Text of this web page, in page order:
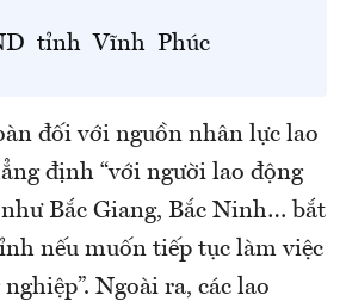
tỉnh Vĩnh Phúc
đối với nguồn nhân lực lao
định “với người lao động
Bắc Giang, Bắc Ninh… bắt
nếu muốn tiếp tục làm việc
Ngoài ra, các lao